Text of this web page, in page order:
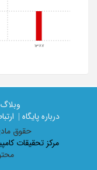
1387
وبلاگ |
درباره پایگاه |
حقوق
مرکز تحقیقات